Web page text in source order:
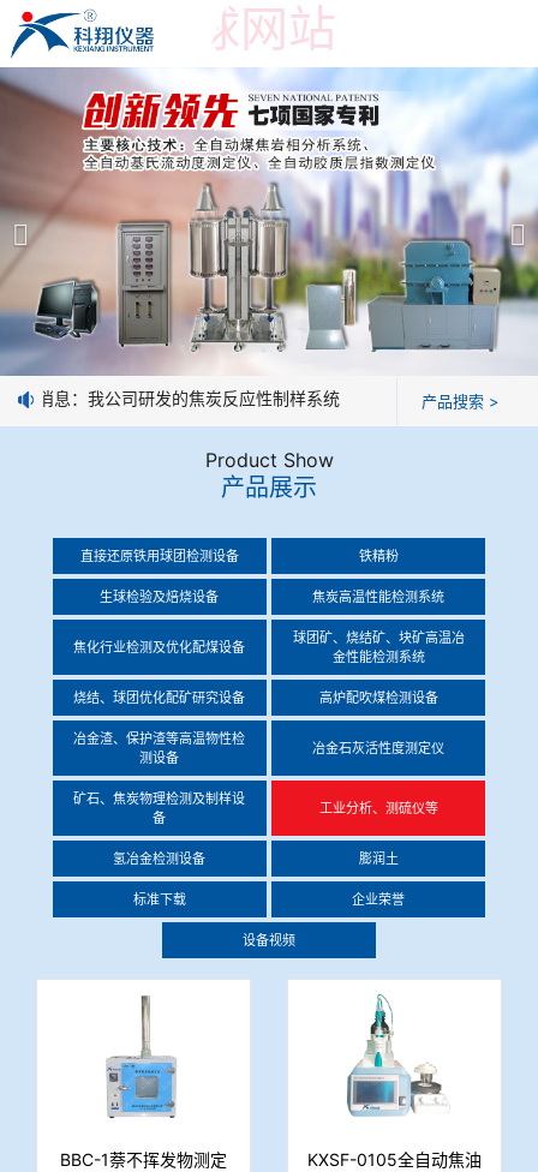
世界杯押球网站
世界杯押球网站
产品展示 ＞
焦炭高温性能检测系统
焦化行业检测及优化配煤设备
球团矿/烧结矿/块矿高温冶金性能检测系统
烧结/球团优化配矿研究设备
冶金渣、保护渣等高温物性检测设备
矿石、焦炭物理检测及制样设备
工业分析、测硫仪等
公司简介
世界杯押球网站
企业业绩
技术交流
企业荣誉
世界杯押球网站
好消息：我公司研发的焦炭反应性制样系统，全部制样过程机械化操
产品搜索 >
Product Show
产品展示
直接还原铁用球团检测设备 铁精粉
生球检验及焙烧设备 焦炭高温性能检测系统
焦化行业检测及优化配煤设备
球团矿、烧结矿、块矿高温冶
金性能检测系统
烧结、球团优化配矿研究设备 高炉配吹煤检测设备
冶金渣、保护渣等高温物性检
测设备
冶金石灰活性度测定仪
矿石、焦炭物理检测及制样设
备
工业分析、测硫仪等
氢冶金检测设备 膨润土
标准下载 企业荣誉
设备视频
BBC-1萘不挥发物测定
KXSF-0105全自动焦油